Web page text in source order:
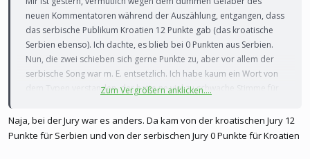
neuen Kommentatoren während der Auszählung, entgangen, dass
das serbische Publikum Kroatien 12 Punkte gab (das kroatische
Serbien ebenso). Ich dachte, es blieb bei 0 Punkten aus Serbien.
Nun, die zwei schieben sich gerne Punkte zu, aber vor allem der
serbische Song war m. E. entsetzlich. Ich habe kaum ein Wort von
dem Typen verstanden, der hatte ne viel zu schwache Stimme für
Zum Vergrößern anklicken....
Naja, bei der Jury war es anders. Da kam von der kroatischen Jury 12
Punkte für Serbien und von der serbischen Jury 0 Punkte für Kroatien